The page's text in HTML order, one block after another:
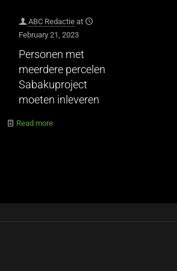
ABC Redactie at
February 21, 2023
Personen met
meerdere percelen
Sabakuproject
moeten inleveren
Read more